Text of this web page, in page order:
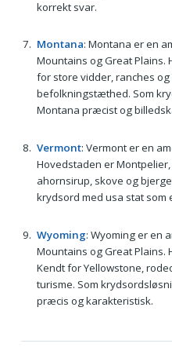
korrekt svar.
Montana: Montana er en
Mountains og Great Plains.
for store vidder, ranches
befolkningstæthed. Som
Montana præcist og
Vermont: Vermont er en
Hovedstaden er
ahornsirup, skove og
krydsord med usa stat som
Wyoming: Wyoming er en
Mountains og Great Plains.
Kendt for Yellowstone,
turisme. Som
præcis og karakteristisk.